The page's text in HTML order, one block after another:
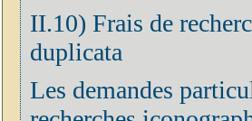
II.10) Frais de
duplicata
Les demandes